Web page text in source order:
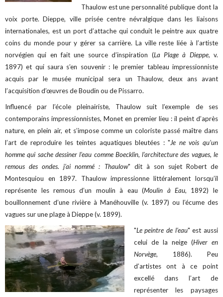
Thaulow est une personnalité publique dont la
voix porte. Dieppe, ville prisée centre névralgique dans les liaisons
internationales, est un port d’attache qui conduit le peintre aux quatre
coins du monde pour y gérer sa carrière. La ville reste liée à l’artiste
norvégien qui en fait une source d’inspiration (La Plage à Dieppe, v.
1897) et qui saura s’en souvenir : le premier tableau impressionniste
acquis par le musée municipal sera un Thaulow, deux ans avant
l’acquisition d’œuvres de Boudin ou de Pissarro.
Influencé par l’école pleinairiste, Thaulow suit l’exemple de ses
contemporains impressionnistes, Monet en premier lieu : il peint d’après
nature, en plein air, et s’impose comme un coloriste passé maître dans
l’art de reproduire les teintes aquatiques bleutées : "Je ne vois qu’un
homme qui sache dessiner l’eau comme Boecklin, l’architecture des vagues, le
remous des ondes. j’ai nommé : Thaulow" dit à son sujet Robert de
Montesquiou en 1897. Thaulow impressionne littéralement lorsqu’il
représente les remous d’un moulin à eau (Moulin à Eau, 1892) le
bouillonnement d’une rivière à Manéhouville (v. 1897) ou l’écume des
vagues sur une plage à Dieppe (v. 1899).
"Le peintre de l’eau" est aussi
celui de la neige (Hiver en
Norvège, 1886). Peu
d’artistes ont à ce point
excellé dans l’art de
représenter les paysages